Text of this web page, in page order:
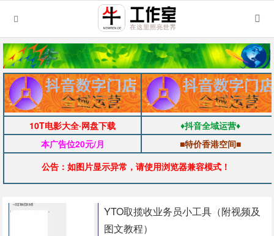
10T电影大全·网盘下载
♦抖音全域运营♦
本广告位20元/月
■特价香港空间■
公告：如图片显示异常，请使用浏览器兼容模式！
YTO取揽收业务员小工具（附视频及
图文教程）